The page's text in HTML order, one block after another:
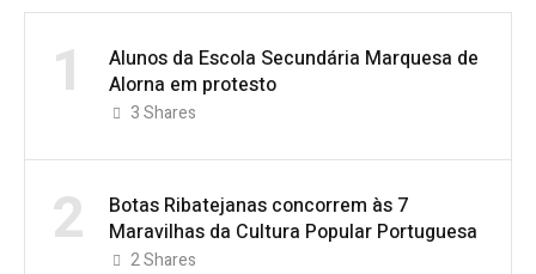
1
Alunos da Escola Secundária Marquesa de
Alorna em protesto
3Shares
2
Botas Ribatejanas concorrem às 7
Maravilhas da Cultura Popular Portuguesa
2Shares